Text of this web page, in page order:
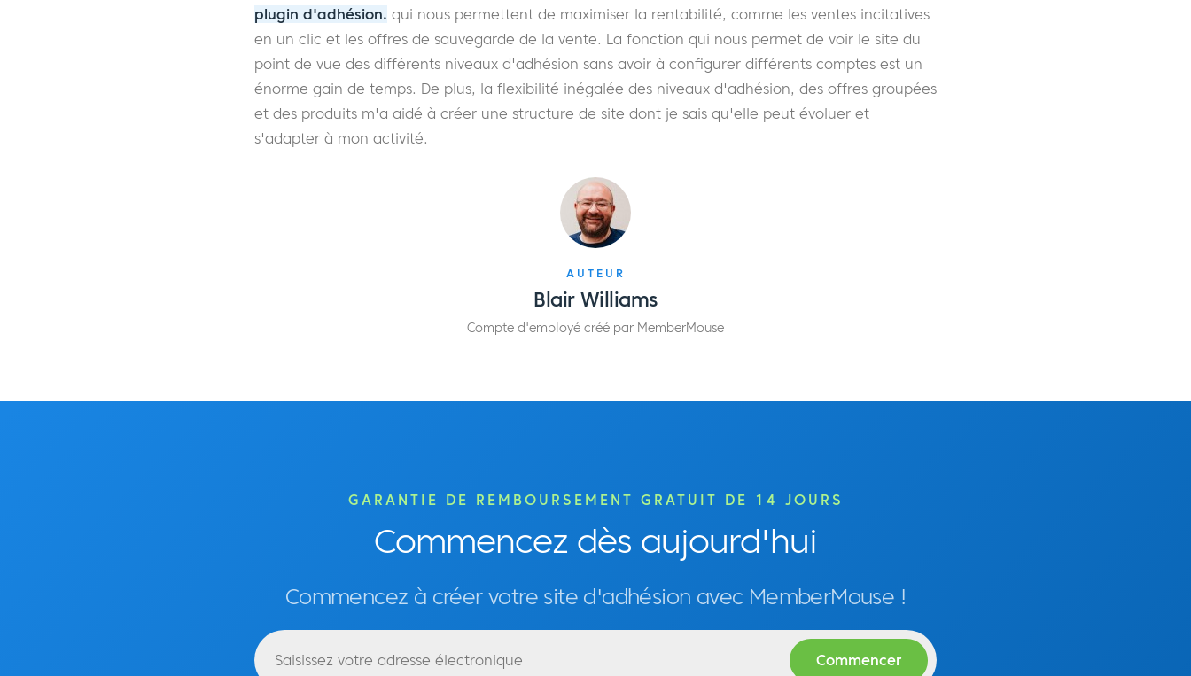
plugin d'adhésion. qui nous permettent de maximiser la rentabilité, comme les ventes incitatives
en un clic et les offres de sauvegarde de la vente. La fonction qui nous permet de voir le site du
point de vue des différents niveaux d'adhésion sans avoir à configurer différents comptes est un
énorme gain de temps. De plus, la flexibilité inégalée des niveaux d'adhésion, des offres groupées
et des produits m'a aidé à créer une structure de site dont je sais qu'elle peut évoluer et
s'adapter à mon activité.
AUTEUR
Blair Williams
Compte d'employé créé par MemberMouse
GARANTIE DE REMBOURSEMENT GRATUIT DE 14 JOURS
Commencez dès aujourd'hui
Commencez à créer votre site d'adhésion avec MemberMouse !